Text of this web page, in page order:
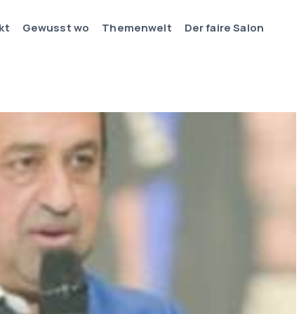
Gewusst wo Themenwelt Der faire Salon